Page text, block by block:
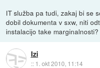
IT služba pa tudi, zakaj bi se
dobil dokumenta v sxw, niti
instalacijo take marginalnosti?
Izi
:: 1. okt 2010, 11:14